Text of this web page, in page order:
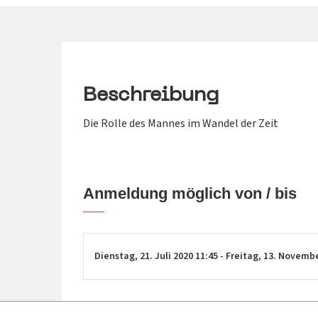
Beschreibung
Die Rolle des Mannes im Wandel der Zeit
Anmeldung möglich von / bis
Dienstag, 21. Juli 2020 11:45 - Freitag, 13.